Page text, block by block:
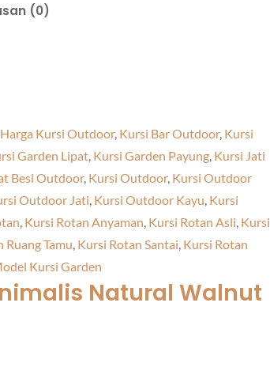
(0)
Harga Kursi Outdoor, Kursi Bar Outdoor, Kursi
Garden Lipat, Kursi Garden Payung, Kursi Jati
Besi Outdoor, Kursi Outdoor, Kursi Outdoor
Outdoor Jati, Kursi Outdoor Kayu, Kursi
, Kursi Rotan Anyaman, Kursi Rotan Asli, Kursi
Ruang Tamu, Kursi Rotan Santai, Kursi Rotan
Kursi Garden
Natural Walnut